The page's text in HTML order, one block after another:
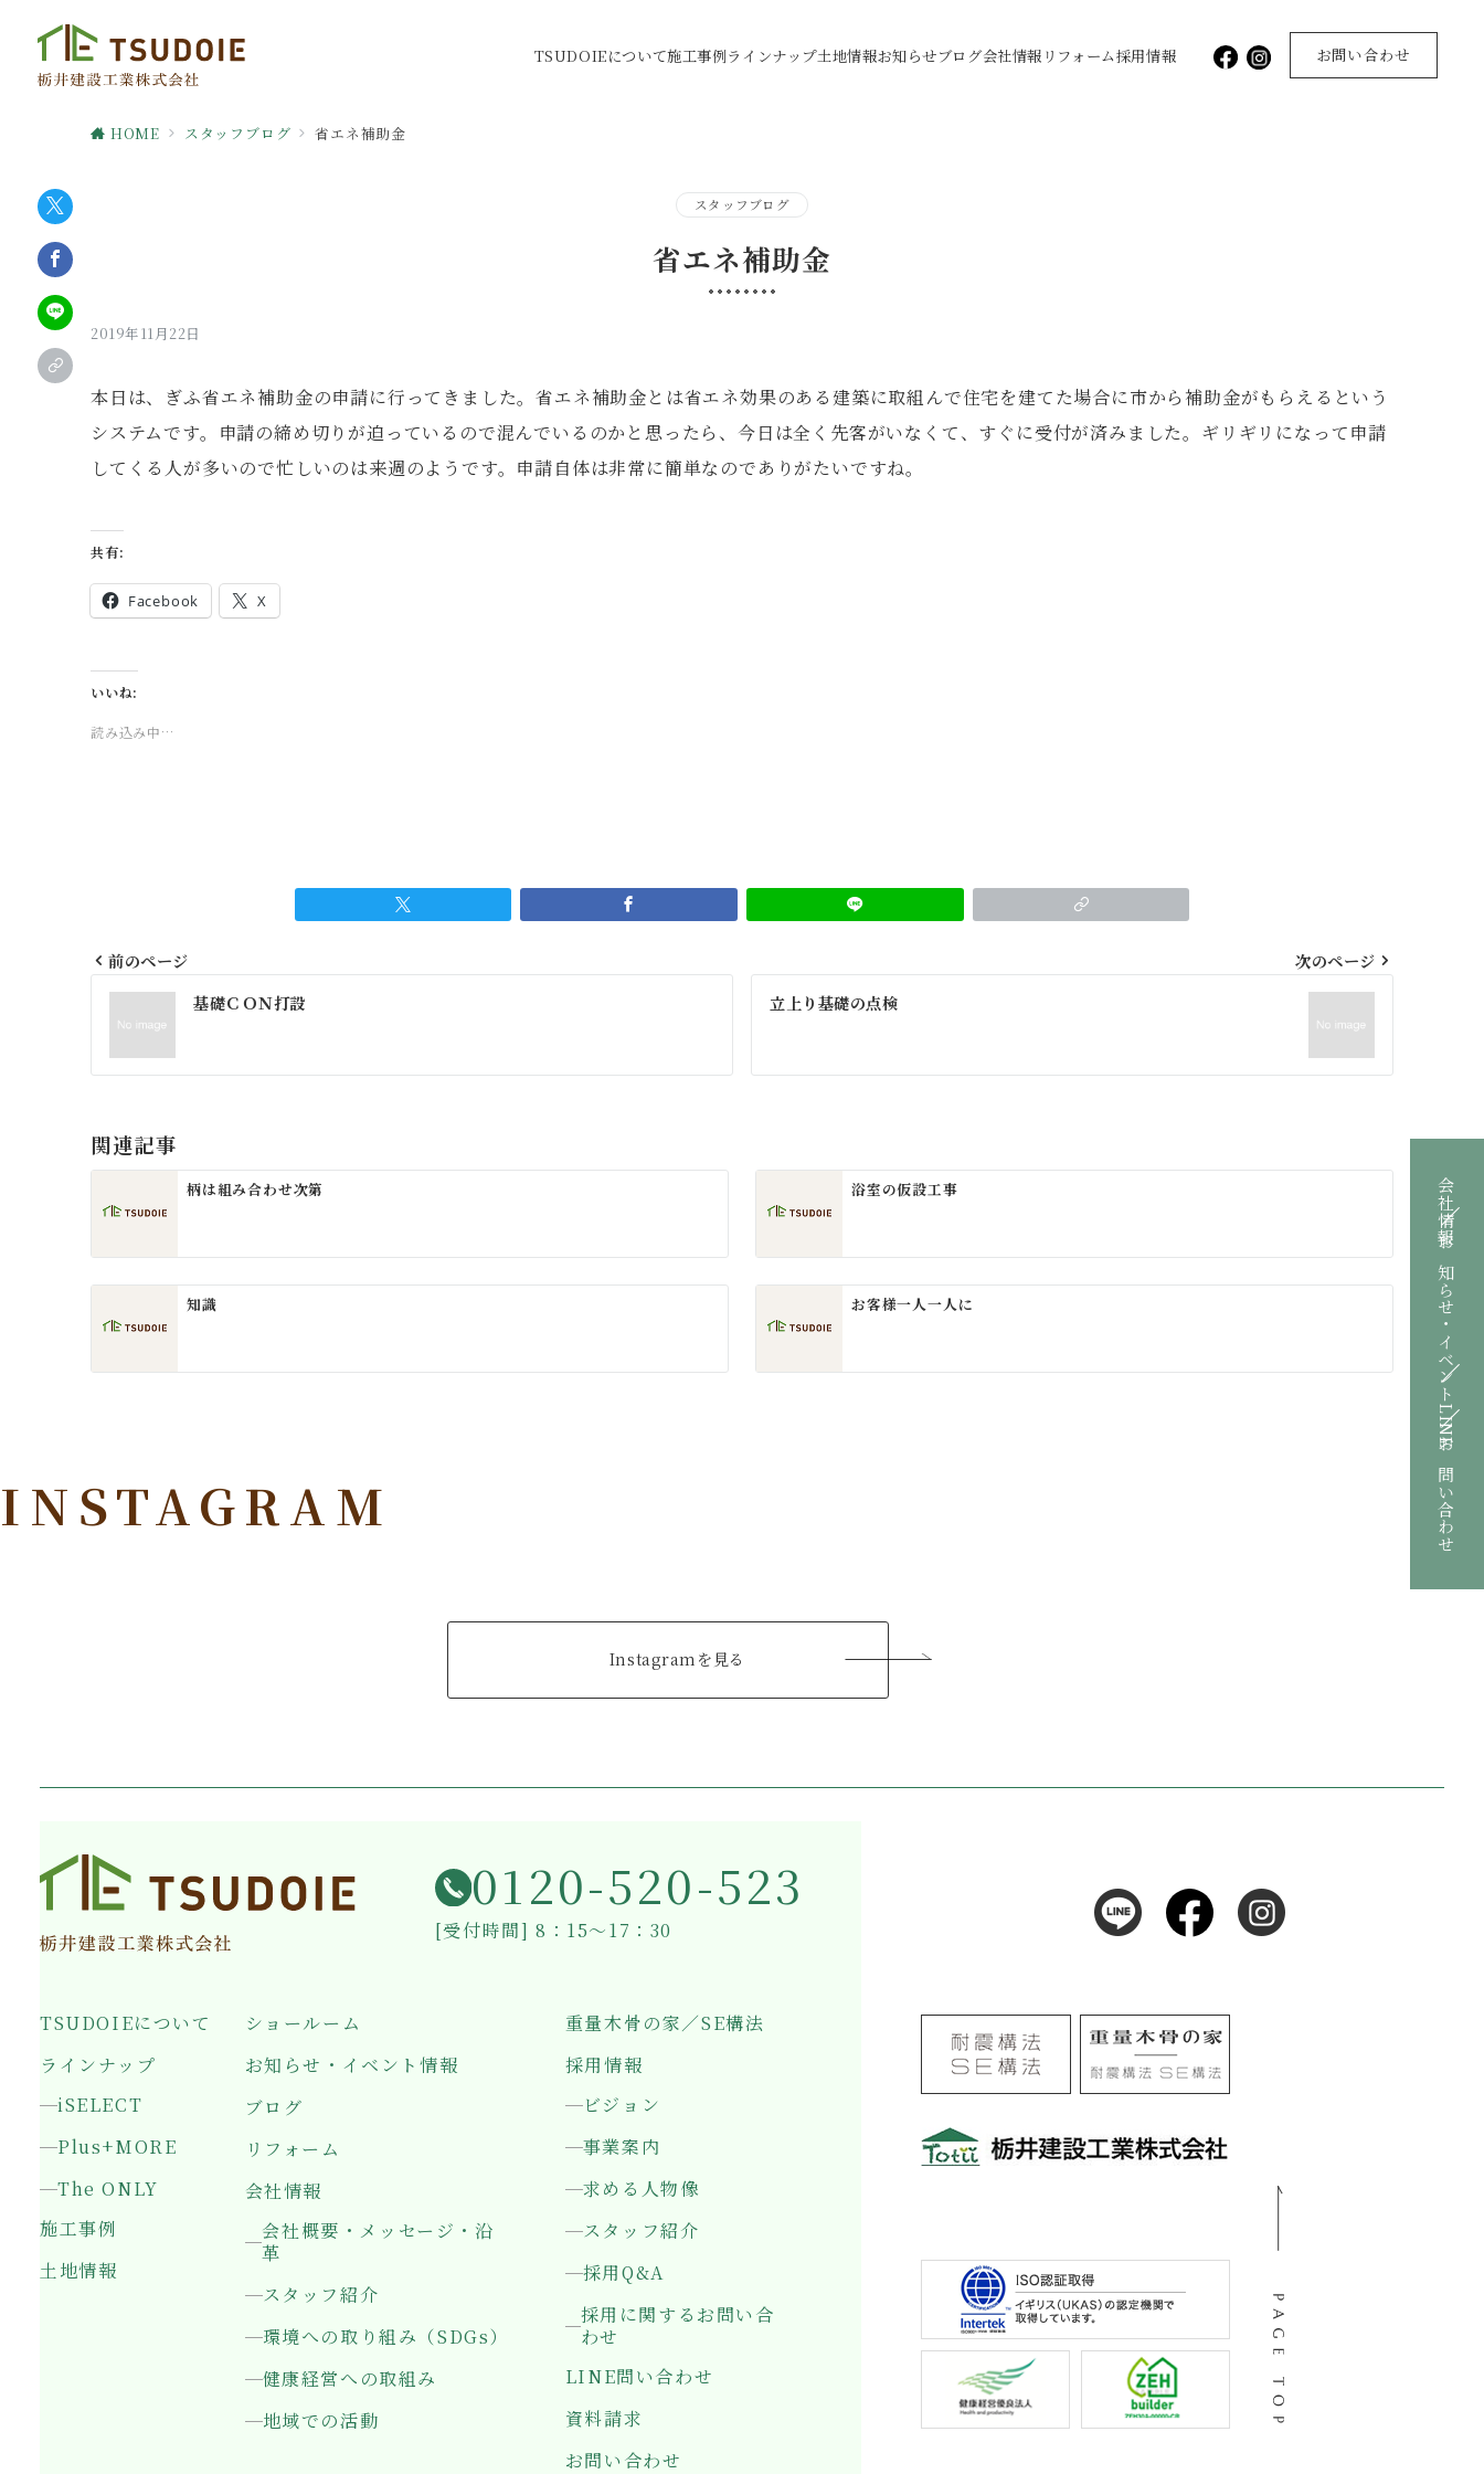
TSUDOIEについて施工事例ラインナップ土地情報お知らせブログ会社情報 リフォーム採用情報 お問い合わせ
HOME スタッフブログ 省エネ補助金
スタッフブログ
省エネ補助金
2019年11月22日
本日は、ぎふ省エネ補助金の申請に行ってきました。省エネ補助金とは省エネ効果のある建築に取組んで住宅を建てた場合に市から補助金がもらえるという
システムです。申請の締め切りが迫っているので混んでいるのかと思ったら、今日は全く先客がいなくて、すぐに受付が済みました。ギリギリになって申請
してくる人が多いので忙しいのは来週のようです。申請自体は非常に簡単なのでありがたいですね。
共有:
Facebook X
いいね:
読み込み中…
投
ナ
ゲ
ー
シ
ョ
ン
前のページ
基礎ＣＯＮ打設
次のページ
立上り基礎の点検
関連記事
柄は組み合わせ次第 浴室の仮設工事
知識 お客様一人一人に
INSTAGRAM
Instagramを見る
0120-520-523
[受付時間] 8：15～17：30
TSUDOIEについて
ラインナップ
iSELECT
Plus+MORE
The ONLY
施工事例
土地情報
ショールーム
お知らせ・イベント情報
ブログ
リフォーム
会社情報
会社概要・メッセージ・沿
革
スタッフ紹介
環境への取り組み（SDGs）
健康経営への取組み
地域での活動
重量木骨の家／SE構法
採用情報
ビジョン
事業案内
求める人物像
スタッフ紹介
採用Q&A
採用に関するお問い合
わせ
LINE問い合わせ
資料請求
お問い合わせ
会社情報
お知らせ・イベント
LINE
お問い合わせ